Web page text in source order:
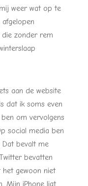
weer wat op te
die zonder rem
aan de website
dat ik soms even
om vervolgens
social media ben
bevalt me
bevatten
het gewoon niet
Mijn iPhone ligt